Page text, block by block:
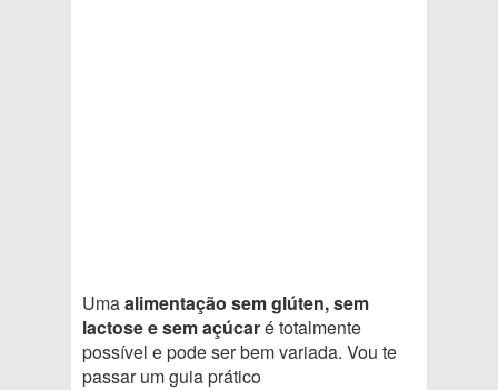
Umaalimentação sem glúten, sem
lactose e sem açúcaré totalmente
possível e pode ser bem variada. Vou te
passar um guia prático